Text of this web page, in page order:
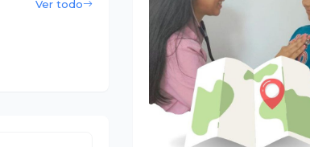
Ver todo